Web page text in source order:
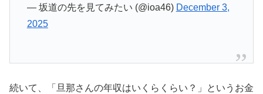
— 坂道の先を見てみたい (@ioa46) December 3,
2025
続いて、「旦那さんの年収はいくらくらい？」というお金